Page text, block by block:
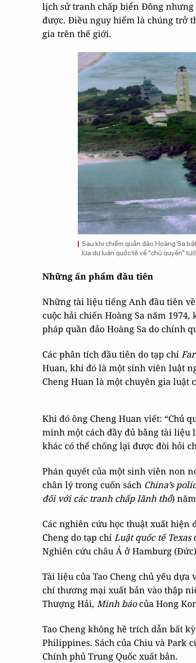
lịch sử tranh chấp biển Đông nhưng
được. Điều nguy hiểm là chúng trở
gia trên thế giới.
Sau khi chiếm quần đảo Hoàng Sa
lừa dư luận quốc tế về "chủ quyền"
Những ấn phẩm đầu tiên
Những tài liệu tiếng Anh đầu tiên
cuộc hải chiến Hoàng Sa năm
pháp quần đảo Hoàng Sa do chính
Các phân tích đầu tiên do tạp chí
Huan, khi đó là một sinh viên luật
Cheng Huan là một chuyên gia luật
Khi đó ông Cheng Huan viết: “Chủ
minh một cách đầy đủ bằng tài liệu
khác có thể chống lại được đòi hỏi
Phán quyết của một sinh viên non
chân lý trong cuốn sách China’s
đối với các tranh chấp lãnh thổ)
Các nghiên cứu học thuật xuất hiện
Cheng do tạp chí Luật quốc tế Texas
Nghiên cứu châu Á ở Hamburg
Tài liệu của Tao Cheng chủ yếu dựa
chí thương mại xuất bản vào thập
Thượng Hải, Minh báocủa Hong
Tao Cheng không hề trích dẫn bất
Philippines. Sách của Chiu và Park
Chính phủ Trung Quốc xuất bản.